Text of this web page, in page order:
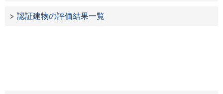
認証建物の評価結果一覧